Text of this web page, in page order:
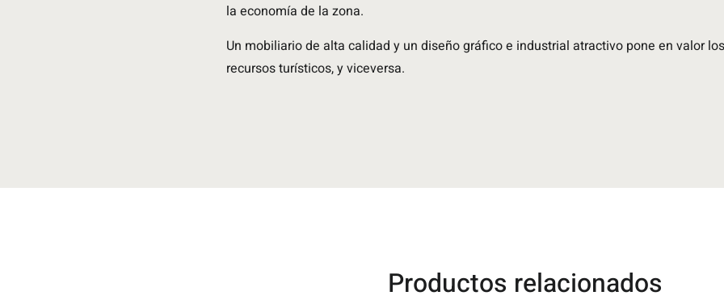
la economía de la zona.
Un mobiliario de alta calidad y un diseño gráfico e industrial atractivo pone en valor
recursos turísticos, y viceversa.
Productos relacionados